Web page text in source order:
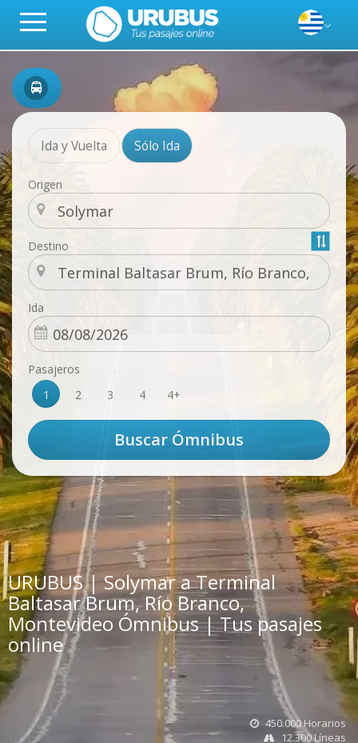
Ida y Vuelta Sólo Ida
Origen
Destino
Ida
Pasajeros
1
2 3 4 4+
URUBUS | Solymar a Terminal
Baltasar Brum, Río Branco,
Montevideo Ómnibus | Tus pasajes
online
450.000 Horarios
12.300 Líneas